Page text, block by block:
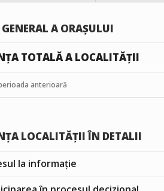
A ORAȘULUI
TOTALĂ A LOCALITĂȚII
anterioară
LOCALITĂȚII ÎN DETALII
la informație